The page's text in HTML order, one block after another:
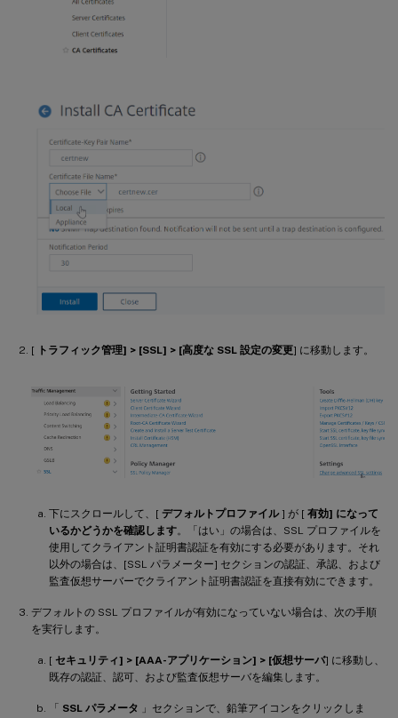
[ トラフィック管理] > [SSL] > [高度な SSL 設定の変更] に移動します。
下にスクロールして、[ デフォルトプロファイル] が [ 有効] になって
いるかどうかを確認します。「はい」の場合は、SSL プロファイルを
使用してクライアント証明書認証を有効にする必要があります。それ
以外の場合は、[SSL パラメーター] セクションの認証、承認、および
監査仮想サーバーでクライアント証明書認証を直接有効にできます。
デフォルトの SSL プロファイルが有効になっていない場合は、次の手順
を実行します。
[ セキュリティ] > [AAA-アプリケーション] > [仮想サーバ] に移動し、
既存の認証、認可、および監査仮想サーバを編集します。
「 SSL パラメータ 」セクションで、鉛筆アイコンをクリックしま